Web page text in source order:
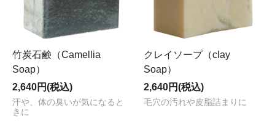
竹炭石鹸（Camellia
Soap）
2,640円(税込)
汗や、体の臭いが気になると
きに
クレイソープ（clay
Soap）
2,640円(税込)
毛穴の汚れや皮脂詰まりに